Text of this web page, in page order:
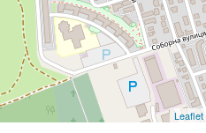
Leaflet